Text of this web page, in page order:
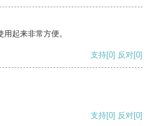
起来非常方便。
支持[0] 反对[0]
支持[0] 反对[0]